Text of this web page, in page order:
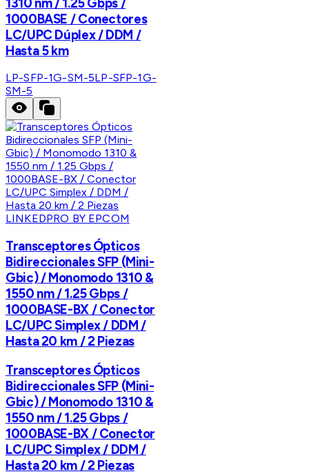
1000BASE / Conectores
LC/UPC Dúplex / DDM /
Hasta 5 km
LP-SFP-1G-SM-5LP-SFP-1G-
SM-5
LINKEDPRO BY EPCOM
Transceptores Ópticos
Bidireccionales SFP (Mini-
Gbic) / Monomodo 1310 &
1550 nm / 1.25 Gbps /
1000BASE-BX / Conector
LC/UPC Simplex / DDM /
Hasta 20 km / 2 Piezas
Transceptores Ópticos
Bidireccionales SFP (Mini-
Gbic) / Monomodo 1310 &
1550 nm / 1.25 Gbps /
1000BASE-BX / Conector
LC/UPC Simplex / DDM /
Hasta 20 km / 2 Piezas